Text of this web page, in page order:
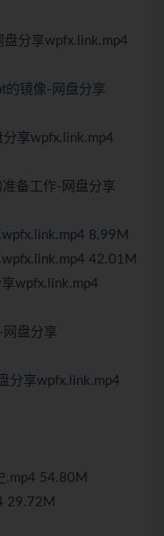
盘分享wpfx.link.mp4
的镜像-网盘分享
享wpfx.link.mp4
备工作-网盘分享
8.99M
42.01M
wpfx.link.mp4
盘分享
分享wpfx.link.mp4
.mp4 54.80M
29.72M